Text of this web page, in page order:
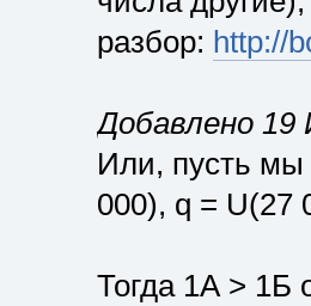
разбор: http://
Добавлено 19
Или, пусть
000), q = U(27
Тогда 1А > 1Б